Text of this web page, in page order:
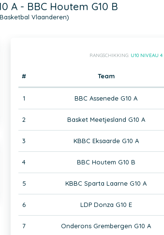
A - BBC Houtem G10 B
Vlaanderen)
RANGSCHIKKING: U10 NIVEAU
# Team
1 BBC Assenede G10 A
2 Basket Meetjesland G10 A
3 KBBC Eksaarde G10 A
4 BBC Houtem G10 B
5 KBBC Sparta Laarne G10 A
6 LDP Donza G10 E
7 Onderons Grembergen G10 A